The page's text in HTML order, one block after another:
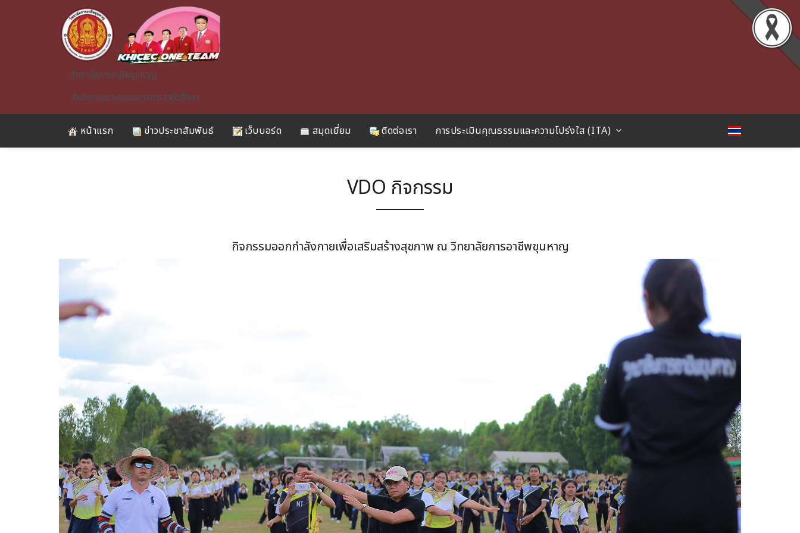
Skip to main content
วิทยาลัยการอาชีพขุนหาญ
สำนักงานคณะกรรมการการอาชีวศึกษา
หน้าแรก ข่าวประชาสัมพันธ์ เว็บบอร์ด สมุดเยี่ยม ติดต่อเรา การประเมินคุณธรรมและความโปร่งใส (ITA)
VDO กิจกรรม
กิจกรรมออกกำลังกายเพื่อเสริมสร้างสุขภาพ ณ วิทยาลัยการอาชีพขุนหาญ